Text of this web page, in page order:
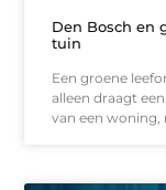
Den Bosch en
tuin
Een groene
alleen draagt
van een